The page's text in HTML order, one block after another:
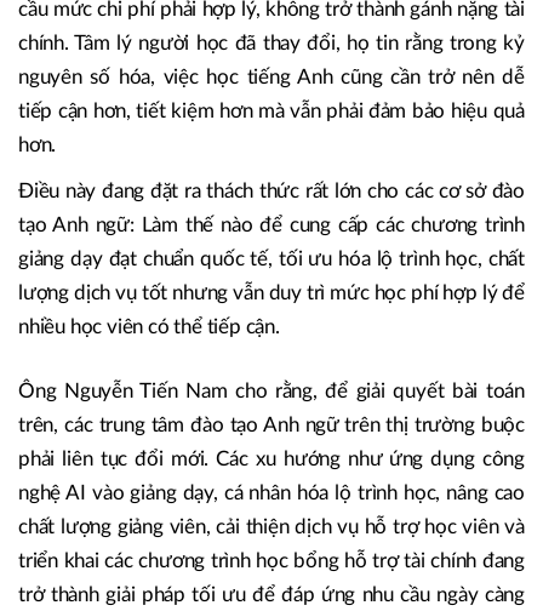
Mâu thuẫn lớn nhất đặt ra cho thị trường đào tạo tiếng
Anh hiện nay là: Học viên muốn một chương trình đào tạo
chất lượng cao, ứng dụng công nghệ hiện đại, được chăm
sóc “tử tế” và có cam kết đầu ra rõ ràng, nhưng vẫn yêu
chính. Tâm lý người học đã thay đổi, họ tin rằng trong kỷ
nguyên số hóa, việc học tiếng Anh cũng cần trở nên dễ
tiếp cận hơn, tiết kiệm hơn mà vẫn phải đảm bảo hiệu quả
hơn.
tạo Anh ngữ: Làm thế nào để cung cấp các chương trình
giảng dạy đạt chuẩn quốc tế, tối ưu hóa lộ trình học, chất
lượng dịch vụ tốt nhưng vẫn duy trì mức học phí hợp lý để
nhiều học viên có thể tiếp cận.
Ông Nguyễn Tiến Nam cho rằng, để giải quyết bài toán
trên, các trung tâm đào tạo Anh ngữ trên thị trường buộc